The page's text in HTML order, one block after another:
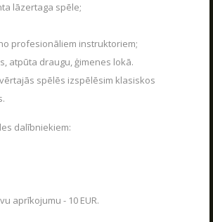
lāzertaga spēle;
profesionāliem instruktoriem;
atpūta draugu, ģimenes lokā.
spēlēs izspēlēsim klasiskos
dalībniekiem:
aprīkojumu - 10 EUR.
kvests "Bunkurs"!
ir plašs pakalpojumu klāsts.
MUMS
jautājumus, atsauksmes un priekšlikumus